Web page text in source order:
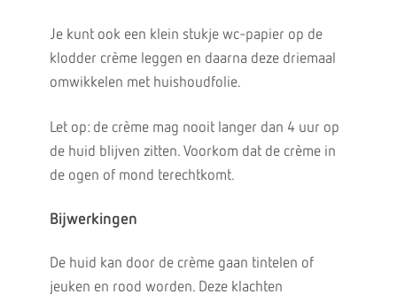
Je kunt ook een klein stukje wc-papier op de
klodder crème leggen en daarna deze driemaal
omwikkelen met huishoudfolie.
Let op: de crème mag nooit langer dan 4 uur op
de huid blijven zitten. Voorkom dat de crème in
de ogen of mond terechtkomt.
Bijwerkingen
De huid kan door de crème gaan tintelen of
jeuken en rood worden. Deze klachten